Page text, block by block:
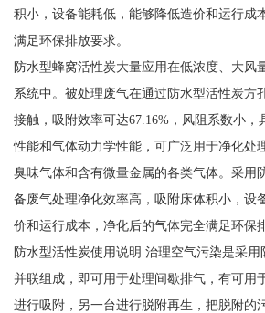
积小，设备能耗低，能够降低造价和运行成
满足环保排放要求。
防水型蜂窝活性炭大量应用在低浓度、大风
系统中。被处理废气在通过防水型活性炭方
接触，吸附效率可达67.16%，风阻系数小，
性能和气体动力学性能，可广泛用于净化处
臭味气体和含有微量金属的各类气体。采用
备废气处理净化效率高，吸附床体积小，设
价和运行成本，净化后的气体完全满足环保
防水型活性炭使用说明 治理空气污染是采
并联组成，即可用于处理间歇排气，有可用
进行吸附，另一台进行脱附再生，把脱附的